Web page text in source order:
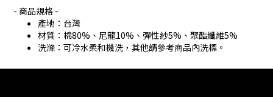
- 商品規格 -
產地：台灣
材質：棉80%、尼龍10%、彈性紗5%、聚酯纖維5%
洗滌：可冷水柔和機洗，其他請參考商品內洗標。